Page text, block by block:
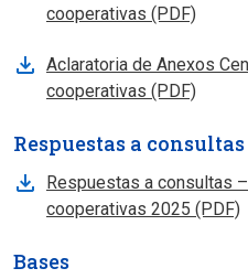
cooperativas (PDF)Se
Aclaratoria de Anexos
cooperativas (PDF)Se
Respuestas a consultas
Respuestas a consultas
cooperativas 2025 (PDF)
Bases